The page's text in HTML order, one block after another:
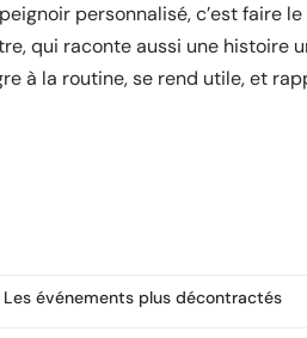
personnalisé, c’est faire
qui raconte aussi une histoire
à la routine, se rend utile, et
Les événements plus décontractés